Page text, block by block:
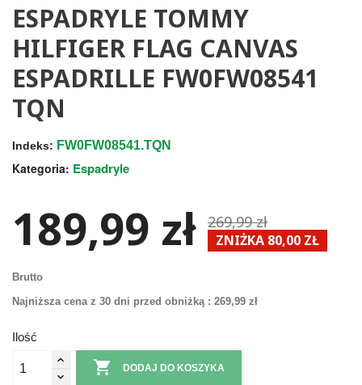
ESPADRYLE TOMMY
HILFIGER FLAG CANVAS
ESPADRILLE FW0FW08541
TQN
Indeks: FW0FW08541.TQN
Kategoria: Espadryle
189,99 zł 269,99 zł
ZNIŻKA 80,00 ZŁ
Brutto
Najniższa cena z 30 dni przed obniżką : 269,99 zł
Ilość
 DODAJ DO KOSZYKA